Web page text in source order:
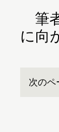
筆
に向
次のペ